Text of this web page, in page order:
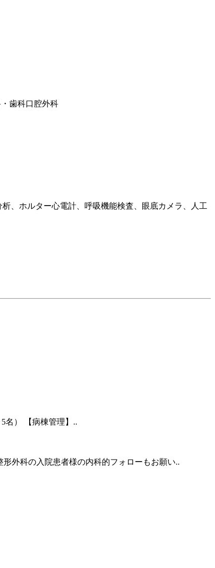
歯科口腔外科
、ホルター心電計、呼吸機能検査、眼底カメラ、人工
名） 【病棟管理】..
外科の入院患者様の内科的フォローもお願い..